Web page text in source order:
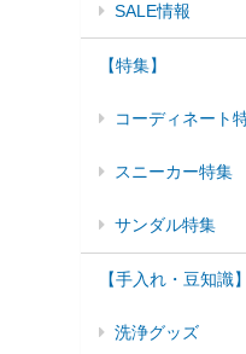
SALE情報
【特集】
コーディネート
スニーカー特集
サンダル特集
【手入れ・豆知識】
洗浄グッズ